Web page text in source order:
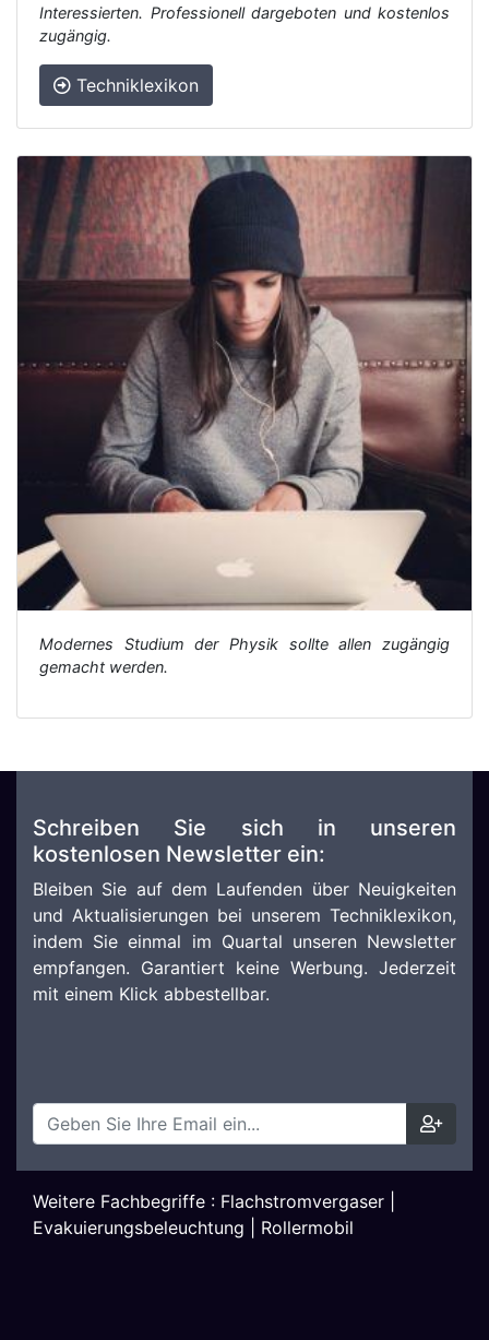
Interessierten. Professionell dargeboten und kostenlos
zugängig.
Techniklexikon
Modernes Studium der Physik sollte allen zugängig
gemacht werden.
Schreiben Sie sich in unseren
kostenlosen Newsletter ein:
Bleiben Sie auf dem Laufenden über Neuigkeiten
und Aktualisierungen bei unserem Techniklexikon,
indem Sie einmal im Quartal unseren Newsletter
empfangen. Garantiert keine Werbung. Jederzeit
mit einem Klick abbestellbar.
Weitere Fachbegriffe : Flachstromvergaser
Evakuierungsbeleuchtung
Rollermobil